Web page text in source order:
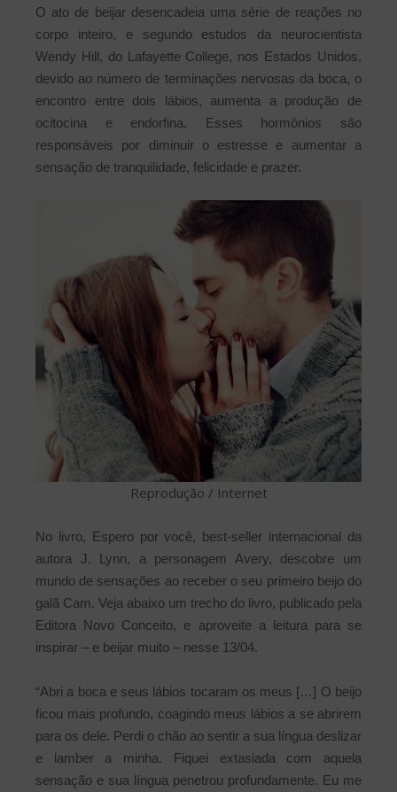
O ato de beijar desencadeia uma série de reações no
corpo inteiro, e segundo estudos da neurocientista
Wendy Hill, do Lafayette College, nos Estados Unidos,
devido ao número de terminações nervosas da boca, o
encontro entre dois lábios, aumenta a produção de
ocitocina e endorfina. Esses hormônios são
responsáveis por diminuir o estresse e aumentar a
sensação de tranquilidade, felicidade e prazer.
Reprodução / Internet
No livro, Espero por você, best-seller internacional da
autora J. Lynn, a personagem Avery, descobre um
mundo de sensações ao receber o seu primeiro beijo do
galã Cam. Veja abaixo um trecho do livro, publicado pela
Editora Novo Conceito, e aproveite a leitura para se
inspirar – e beijar muito – nesse 13/04.
“Abri a boca e seus lábios tocaram os meus […] O beijo
ficou mais profundo, coagindo meus lábios a se abrirem
para os dele. Perdi o chão ao sentir a sua língua deslizar
e lamber a minha. Fiquei extasiada com aquela
sensação e sua língua penetrou profundamente. Eu me